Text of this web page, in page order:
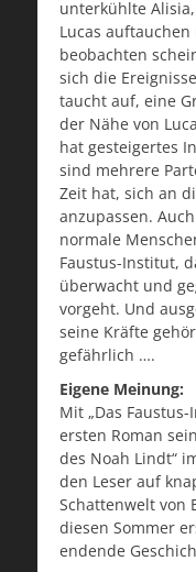
unterkühlte
Lucas
beobachten
sich die
taucht auf, eine
der Nähe von
hat gesteigertes
sind mehrere
Zeit hat, sich an
anzupassen.
normale
Faustus-Institut,
überwacht und
vorgeht. Und
seine Kräfte
gefährlich ….
Eigene Meinung:
Mit „Das
ersten Roman
des Noah Lindt“
den Leser auf
Schattenwelt von
diesen Sommer
endende